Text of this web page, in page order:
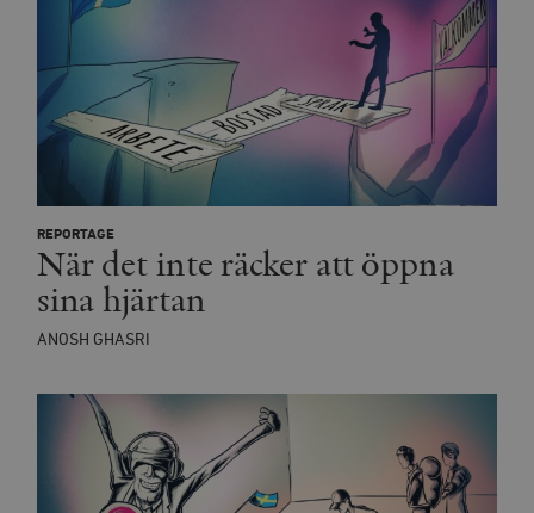
REPORTAGE
När det inte räcker att öppna
sina hjärtan
ANOSH GHASRI